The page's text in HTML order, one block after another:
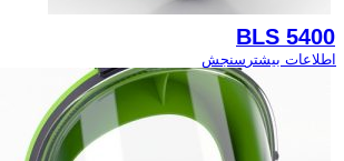
BLS 5400
اطلاعات بیشتر سنجش